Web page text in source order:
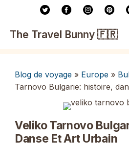
contenu
The Travel Bunny 🇫🇷
Blog de voyage » Europe »
Tarnovo Bulgarie: histoire,
Veliko Tarnovo
Danse Et Art Urbain